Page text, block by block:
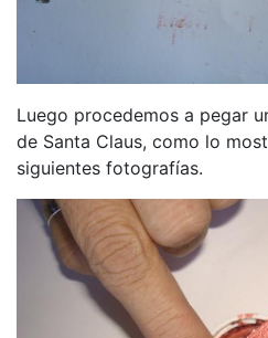
Luego procedemos a pegar
de Santa Claus, como lo
siguientes fotografías.